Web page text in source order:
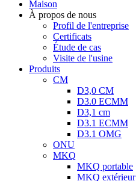
Maison
À propos de nous
Profil de l'entreprise
Certificats
Étude de cas
Visite de l'usine
Produits
CM
D3,0 CM
D3.0 ECMM
D3,1 cm
D3.1 ECMM
D3.1 OMG
ONU
MKQ
MKQ portable
MKQ extérieur